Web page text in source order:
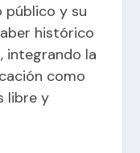
público y su
histórico
integrando la
como
libre y